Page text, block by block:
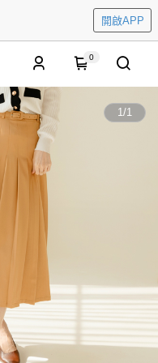
開啟APP
0
1/1